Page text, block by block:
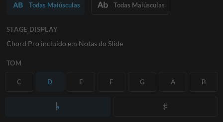
Todas Maiúsculas Todas Maiúsculas
STAGE DISPLAY
Chord Pro incluído em Notas do Slide
TOM
C D E F G A B